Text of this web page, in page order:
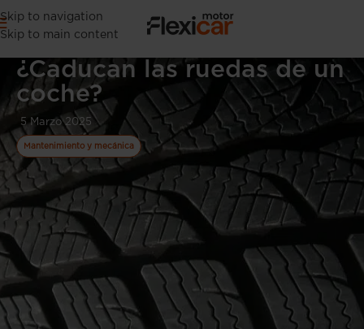
Skip to navigation
Skip to main content
¿Caducan las ruedas de un
coche?
5 Marzo 2025
Mantenimiento y mecánica